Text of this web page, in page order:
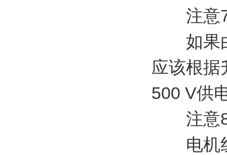
注意7:
如果由
应该根据
500 V供
注意8:
电机线